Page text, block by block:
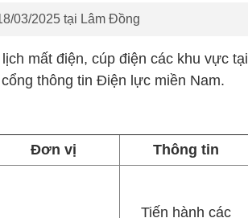
03/2025 tại Lâm Đồng
mất điện, cúp điện các khu vực tại
thông tin Điện lực miền Nam.
Đơn vị Thông tin
Tiến hành các